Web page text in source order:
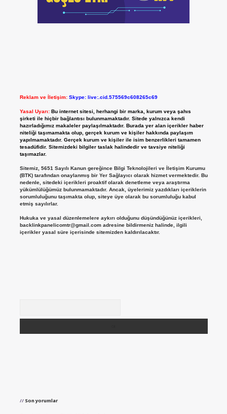
Reklam ve İletişim: Skype: live:.cid.575569c608265c69
Yasal Uyarı: Bu internet sitesi, herhangi bir marka, kurum veya şahıs
şirketi ile hiçbir bağlantısı bulunmamaktadır. Sitede yalnızca kendi
hazırladığımız makaleler paylaşılmaktadır. Burada yer alan içerikler haber
niteliği taşımamakta olup, gerçek kurum ve kişiler hakkında paylaşım
yapılmamaktadır. Gerçek kurum ve kişiler ile isim benzerlikleri tamamen
tesadüfidir. Sitemizdeki bilgiler taslak halindedir ve tavsiye niteliği
taşımazlar.
Sitemiz, 5651 Sayılı Kanun gereğince Bilgi Teknolojileri ve İletişim Kurumu
(BTK) tarafından onaylanmış bir Yer Sağlayıcı olarak hizmet vermektedir. Bu
nedenle, sitedeki içerikleri proaktif olarak denetleme veya araştırma
yükümlülüğümüz bulunmamaktadır. Ancak, üyelerimiz yazdıkları içeriklerin
sorumluluğunu taşımakta olup, siteye üye olarak bu sorumluluğu kabul
etmiş sayılırlar.
Hukuka ve yasal düzenlemelere aykırı olduğunu düşündüğünüz içerikleri,
backlinkpanelicomtr@gmail.comadresine bildirmeniz halinde, ilgili
içerikler yasal süre içerisinde sitemizden kaldırılacaktır.
Son yorumlar